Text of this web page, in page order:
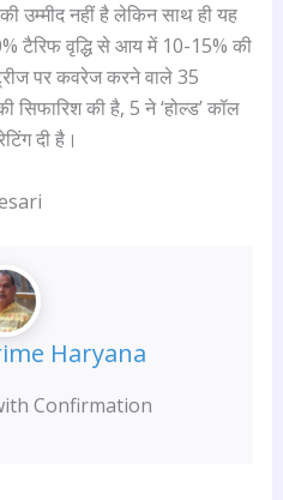
उम्मीद नहीं है लेकिन साथ ही यह
टैरिफ वृद्धि से आय में 10-15% की
पर कवरेज करने वाले 35
सिफारिश की है, 5 ने ‘होल्ड’ कॉल
दी है।
Haryana
Confirmation